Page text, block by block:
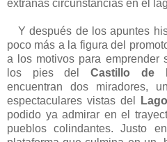
extrañas circunstancias en el
Y después de los apuntes
poco más a la figura del
a los motivos para emprender
los pies delCastillo de
encuentran dos miradores,
espectaculares vistas del
podido ya admirar en el
pueblos colindantes. Justo